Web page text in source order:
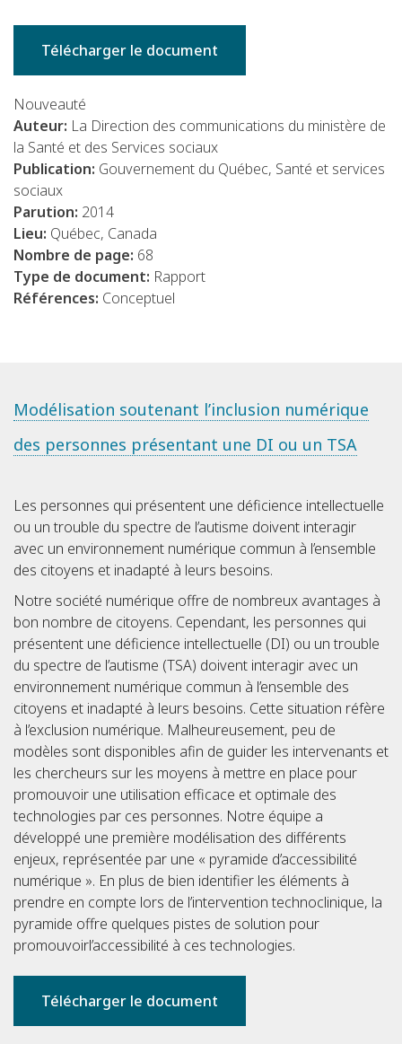
Télécharger le document
Nouveauté
Auteur: La Direction des communications du ministère de
la Santé et des Services sociaux
Publication: Gouvernement du Québec, Santé et services
sociaux
Parution: 2014
Lieu: Québec, Canada
Nombre de page: 68
Type de document: Rapport
Références: Conceptuel
Modélisation soutenant l’inclusion numérique
des personnes présentant une DI ou un TSA
Les personnes qui présentent une déficience intellectuelle
ou un trouble du spectre de l’autisme doivent interagir
avec un environnement numérique commun à l’ensemble
des citoyens et inadapté à leurs besoins.
Notre société numérique offre de nombreux avantages à
bon nombre de citoyens. Cependant, les personnes qui
présentent une déficience intellectuelle (DI) ou un trouble
du spectre de l’autisme (TSA) doivent interagir avec un
environnement numérique commun à l’ensemble des
citoyens et inadapté à leurs besoins. Cette situation réfère
à l’exclusion numérique. Malheureusement, peu de
modèles sont disponibles afin de guider les intervenants et
les chercheurs sur les moyens à mettre en place pour
promouvoir une utilisation efficace et optimale des
technologies par ces personnes. Notre équipe a
développé une première modélisation des différents
enjeux, représentée par une « pyramide d’accessibilité
numérique ». En plus de bien identifier les éléments à
prendre en compte lors de l’intervention technoclinique, la
pyramide offre quelques pistes de solution pour
promouvoirl’accessibilité à ces technologies.
Télécharger le document